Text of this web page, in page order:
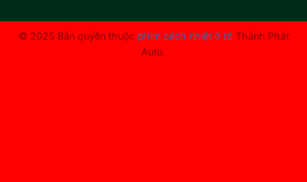
© 2025 Bản quyền thuộc phim cách nhiệt ô tô Thành Phát
Auto.